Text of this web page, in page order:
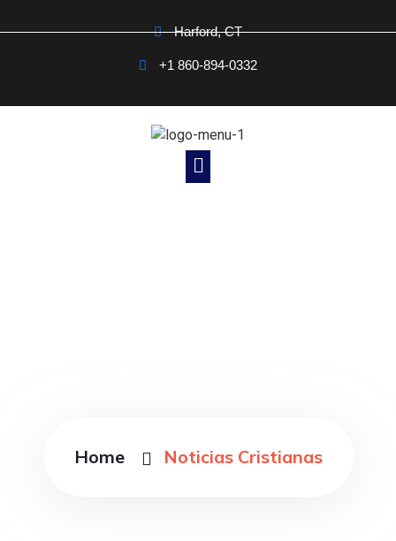
Harford, CT
+1 860-894-0332
Home Noticias Cristianas